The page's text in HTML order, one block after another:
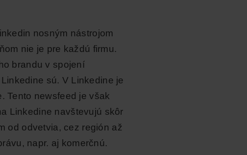
nosným nástrojom
nie je pre každú firmu.
brandu v spojení
sú. V Linkedine je
Tento newsfeed je však
Linkedine navštevujú skôr
od odvetvia, cez región až
napr. aj komerčnú.